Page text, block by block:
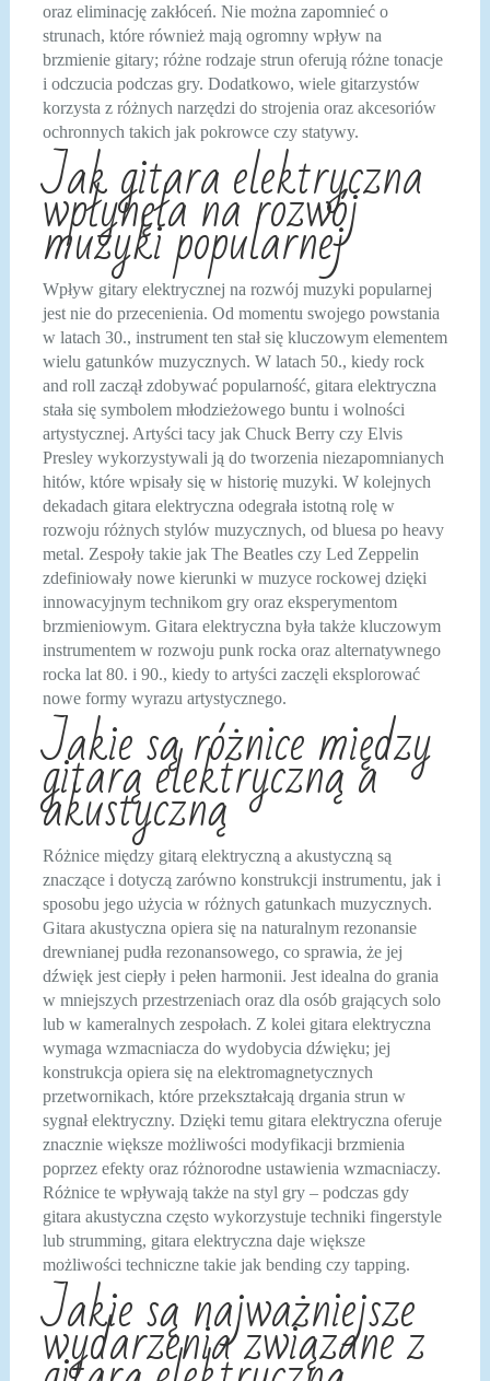
oraz eliminację zakłóceń. Nie można zapomnieć o
strunach, które również mają ogromny wpływ na
brzmienie gitary; różne rodzaje strun oferują różne tonacje
i odczucia podczas gry. Dodatkowo, wiele gitarzystów
korzysta z różnych narzędzi do strojenia oraz akcesoriów
ochronnych takich jak pokrowce czy statywy.
Jak gitara elektryczna
wpłynęła na rozwój
muzyki popularnej
Wpływ gitary elektrycznej na rozwój muzyki popularnej
jest nie do przecenienia. Od momentu swojego powstania
w latach 30., instrument ten stał się kluczowym elementem
wielu gatunków muzycznych. W latach 50., kiedy rock
and roll zaczął zdobywać popularność, gitara elektryczna
stała się symbolem młodzieżowego buntu i wolności
artystycznej. Artyści tacy jak Chuck Berry czy Elvis
Presley wykorzystywali ją do tworzenia niezapomnianych
hitów, które wpisały się w historię muzyki. W kolejnych
dekadach gitara elektryczna odegrała istotną rolę w
rozwoju różnych stylów muzycznych, od bluesa po heavy
metal. Zespoły takie jak The Beatles czy Led Zeppelin
zdefiniowały nowe kierunki w muzyce rockowej dzięki
innowacyjnym technikom gry oraz eksperymentom
brzmieniowym. Gitara elektryczna była także kluczowym
instrumentem w rozwoju punk rocka oraz alternatywnego
rocka lat 80. i 90., kiedy to artyści zaczęli eksplorować
nowe formy wyrazu artystycznego.
Jakie są różnice między
gitarą elektryczną a
akustyczną
Różnice między gitarą elektryczną a akustyczną są
znaczące i dotyczą zarówno konstrukcji instrumentu, jak i
sposobu jego użycia w różnych gatunkach muzycznych.
Gitara akustyczna opiera się na naturalnym rezonansie
drewnianej pudła rezonansowego, co sprawia, że jej
dźwięk jest ciepły i pełen harmonii. Jest idealna do grania
w mniejszych przestrzeniach oraz dla osób grających solo
lub w kameralnych zespołach. Z kolei gitara elektryczna
wymaga wzmacniacza do wydobycia dźwięku; jej
konstrukcja opiera się na elektromagnetycznych
przetwornikach, które przekształcają drgania strun w
sygnał elektryczny. Dzięki temu gitara elektryczna oferuje
znacznie większe możliwości modyfikacji brzmienia
poprzez efekty oraz różnorodne ustawienia wzmacniaczy.
Różnice te wpływają także na styl gry – podczas gdy
gitara akustyczna często wykorzystuje techniki fingerstyle
lub strumming, gitara elektryczna daje większe
możliwości techniczne takie jak bending czy tapping.
Jakie są najważniejsze
wydarzenia związane z